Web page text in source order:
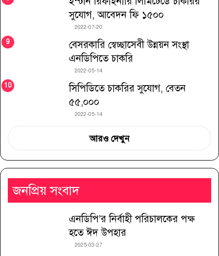
সুযোগ, আবেদন ফি ১৫০০
2022-07-20
বেসরকারি স্বেচ্ছাসেবী উন্নয়ন সংস্থা
এনডিপিতে চাকরি
2022-05-14
সিপিডিতে চাকরির সুযোগ, বেতন
৫৫,০০০
2022-05-14
আরও দেখুন
জনপ্রিয় সংবাদ
এনডিপি’র নির্বাহী পরিচালকের পক্ষ
হতে ঈদ উপহার
2025-03-27